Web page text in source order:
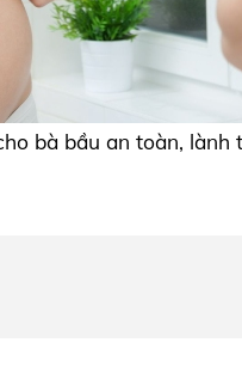
bà bầu an toàn,